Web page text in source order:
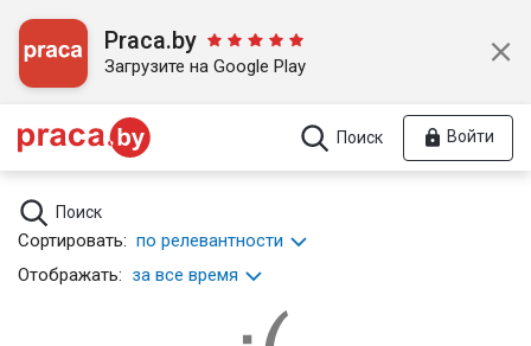
Praca.by
Загрузите на Google Play
Поиск Войти
Поиск
Сортировать: по релевантности
Отображать: за все время